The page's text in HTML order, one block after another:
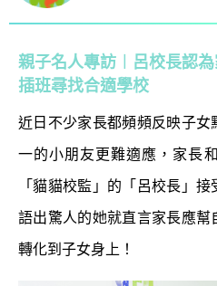
親子名人專訪︱呂校長認
插班尋找合適學校
近日不少家長都頻頻反映子
一的小朋友更難適應，家長
「貓貓校監」的「呂校長」
語出驚人的她就直言家長應幫
轉化到子女身上！